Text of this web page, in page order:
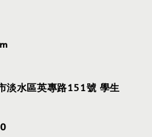
淡水區英專路151號 學生